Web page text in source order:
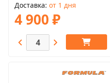
Доставка от 1 дня
4 900 ₽